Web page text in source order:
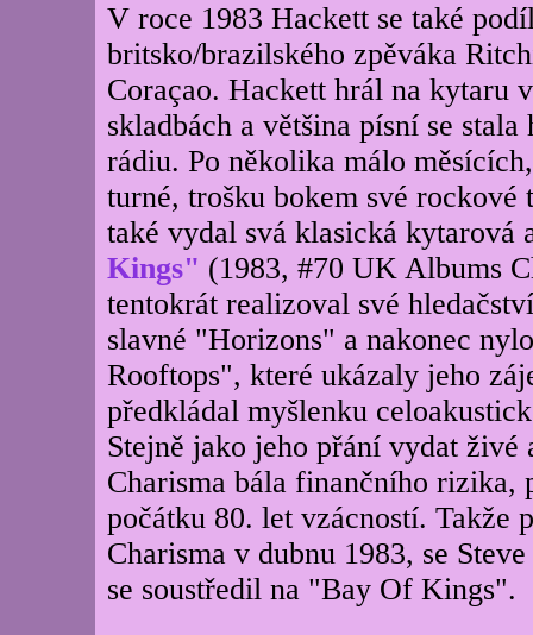
V roce 1983 Hackett se také
britsko/brazilského zpěváka
Coraçao. Hackett hrál na kytaru
skladbách a většina písní se
rádiu. Po několika málo
turné, trošku bokem své rockové
také vydal svá klasická kytarová
Kings" (1983, #70 UK Albums
tentokrát realizoval své
slavné "Horizons" a nakonec
Rooftops", které ukázaly jeho
předkládal myšlenku
Stejně jako jeho přání vydat
Charisma bála finančního rizika,
počátku 80. let vzácností. Takže
Charisma v dubnu 1983, se
se soustředil na "Bay Of Kings".